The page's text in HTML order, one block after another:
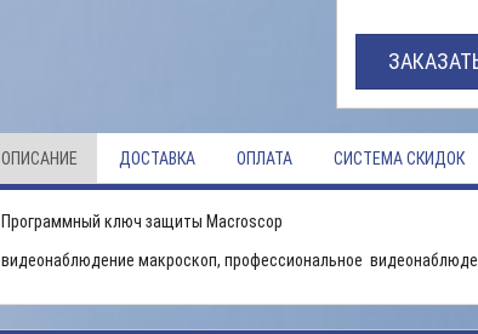
ОПИСАНИЕ ДОСТАВКА ОПЛАТА СИСТЕМА СКИДОК
Программный ключ защиты Macroscop
видеонаблюдение макроскоп, профессиональное